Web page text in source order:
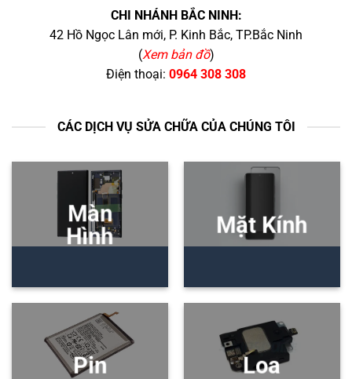
CHI NHÁNH BẮC NINH:
42 Hồ Ngọc Lân mới, P. Kinh Bắc, TP.Bắc Ninh
(Xem bản đồ)
Điện thoại: 0964 308 308
CÁC DỊCH VỤ SỬA CHỮA CỦA CHÚNG TÔI
Màn
Hình
Mặt Kính
Pin Loa